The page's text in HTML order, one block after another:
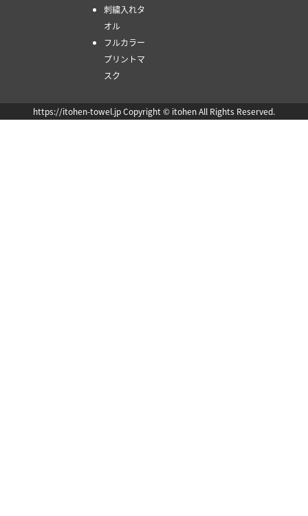
刺繍入れタ
オル
フルカラー
プリントマ
スク
https://itohen-towel.jp Copyright © itohen All Rights Reserved.